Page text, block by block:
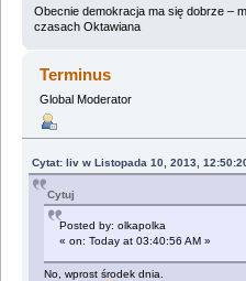
Obecnie demokracja ma się dobrze –
czasach Oktawiana
Terminus
Global Moderator
Cytat: liv w Listopada 10, 2013,
Cytuj
Posted by: olkapolka
« on: Today at 03:40:56 AM »
No, wprost środek dnia.